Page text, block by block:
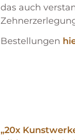
das auch
Bestellungen
„20x